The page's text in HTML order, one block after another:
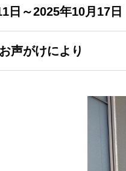
日～2025年10月17日
声がけにより